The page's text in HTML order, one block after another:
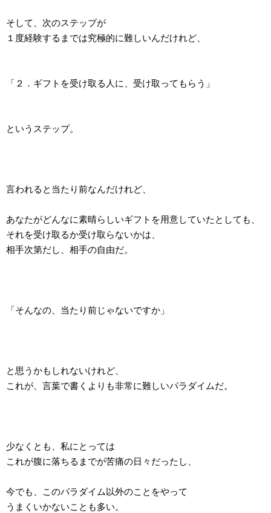
そして、次のステップが
１度経験するまでは究極的に難しいんだけれど、
「２．ギフトを受け取る人に、受け取ってもらう」
というステップ。
言われると当たり前なんだけれど、
あなたがどんなに素晴らしいギフトを用意していたとしても、
それを受け取るか受け取らないかは、
相手次第だし、相手の自由だ。
「そんなの、当たり前じゃないですか」
と思うかもしれないけれど、
これが、言葉で書くよりも非常に難しいパラダイムだ。
少なくとも、私にとっては
これが腹に落ちるまでが苦痛の日々だったし、
今でも、このパラダイム以外のことをやって
うまくいかないことも多い。